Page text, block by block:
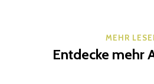
MEHR
Entdecke mehr